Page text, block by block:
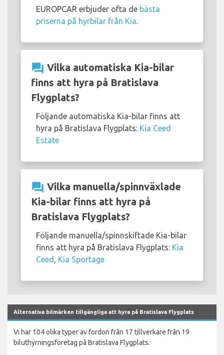
EUROPCAR erbjuder ofta de bästa
priserna på hyrbilar från Kia.
question_answer Vilka automatiska Kia-bilar
finns att hyra på Bratislava
Flygplats?
Följande automatiska Kia-bilar finns att
hyra på Bratislava Flygplats: Kia Ceed
Estate
question_answer Vilka manuella/spinnväxlade
Kia-bilar finns att hyra på
Bratislava Flygplats?
Följande manuella/spinnskiftade Kia-bilar
finns att hyra på Bratislava Flygplats: Kia
Ceed , Kia Sportage
Alternativa bilmärken tillgängliga att hyra på Bratislava Flygplats
Vi har 104 olika typer av fordon från 17 tillverkare från 19
biluthyrningsföretag på Bratislava Flygplats.